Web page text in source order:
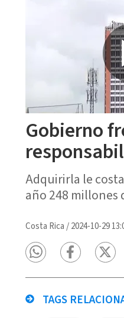
Gobierno
Adquirirla le
año 248 millones
Costa Rica /2024-10-29
TAGS